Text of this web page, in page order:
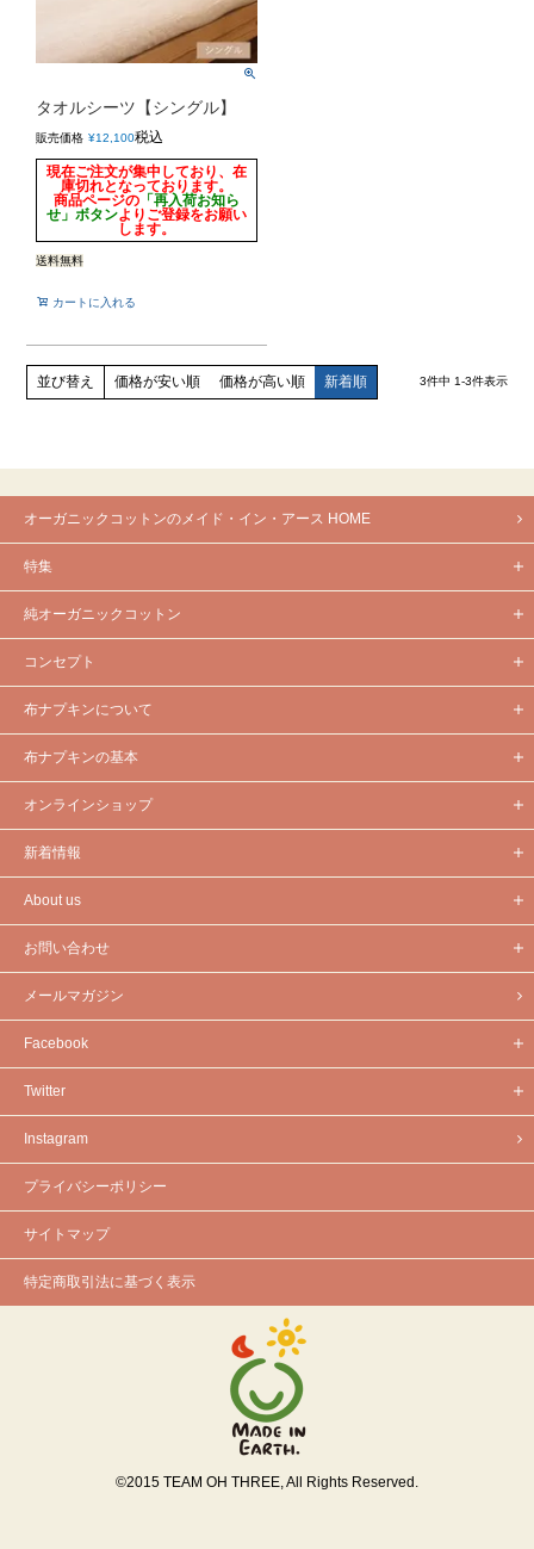
タオルシーツ【シングル】
販売価格 ¥12,100税込
現在ご注文が集中しており、在
庫切れとなっております。
商品ページの 「再入荷お知ら
せ」ボタンよりご登録をお願い
します。
送料無料
カートに入れる
並び替え 価格が安い順 価格が高い順 新着順 3件中 1-3件表示
オーガニックコットンのメイド・イン・アース HOME
特集
純オーガニックコットン
コンセプト
布ナプキンについて
布ナプキンの基本
オンラインショップ
新着情報
About us
お問い合わせ
メールマガジン
Facebook
Twitter
Instagram
プライバシーポリシー
サイトマップ
特定商取引法に基づく表示
©2015 TEAM OH THREE, All Rights Reserved.